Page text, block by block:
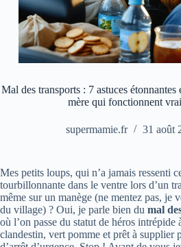
Mal des transports : 7 astuces étonnantes
mère qui fonctionnent
supermamie.fr 31 août
Mes petits loups, qui n’a jamais ressenti
tourbillonnante dans le ventre lors d’un
même sur un manège (ne mentez pas, je
du village) ? Oui, je parle bien du mal
où l’on passe du statut de héros intrépide
clandestin, vert pomme et prêt à supplier